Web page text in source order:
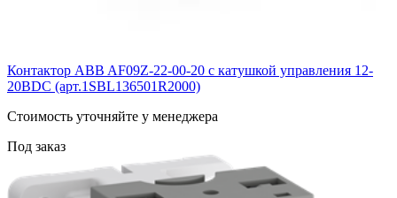
Контактор ABB AF09Z-22-00-20 с катушкой управления 12-
20BDC (арт.1SBL136501R2000)
Cтоимость уточняйте у менеджера
Под заказ